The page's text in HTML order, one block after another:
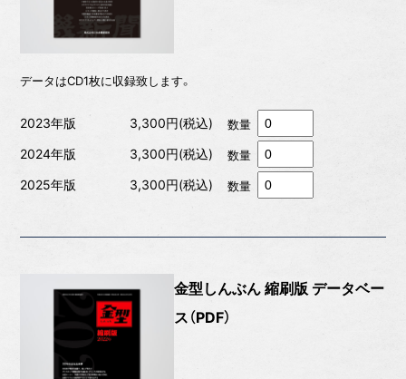
データはCD1枚に収録致します。
2023年版 3,300円(税込) 数量
2024年版 3,300円(税込) 数量
2025年版 3,300円(税込) 数量
金型しんぶん 縮刷版 データベー
ス（PDF）